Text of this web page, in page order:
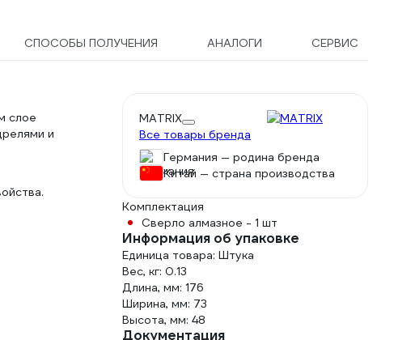
СПОСОБЫ ПОЛУЧЕНИЯ АНАЛОГИ СЕРВИС
слое
и
MATRIX
Все товары бренда
Германия — родина бренда
Китай — страна производства
Комплектация
Сверло алмазное - 1 шт
Информация об упаковке
Единица товара: Штука
Вес, кг: 0.13
Длина, мм: 176
Ширина, мм: 73
Высота, мм: 48
Документация